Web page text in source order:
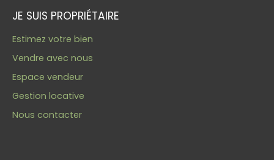
JE SUIS PROPRIÉTAIRE
Estimez votre bien
Vendre avec nous
Espace vendeur
Gestion locative
Nous contacter